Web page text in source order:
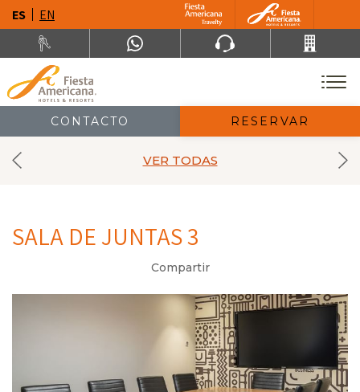
ES EN
CONTACTO RESERVAR
VER TODAS
SALA DE JUNTAS 3
Compartir